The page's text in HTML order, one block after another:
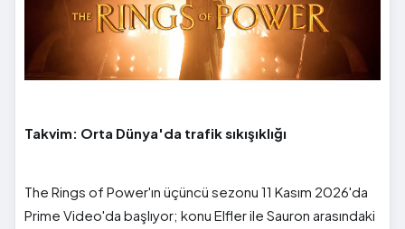
Takvim: Orta Dünya'da trafik sıkışıklığı
The Rings of Power'ın üçüncü sezonu 11 Kasım 2026'da
Prime Video'da başlıyor; konu Elfler ile Sauron arasındaki